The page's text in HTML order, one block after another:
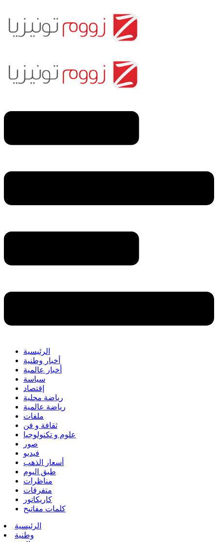
الرئيسية
أخبار وطنية
أخبار عالمية
سياسة
إقتصاد
رياضة محلية
رياضة عالمية
ملفات
ثقافة و فن
علوم و تكنولوجيا
صور
فيديو
أسعار الذهب
طبق اليوم
مناظرات
متفرقات
كاريكاتور
كلمات مفاتيح
الرئيسية
وطنية